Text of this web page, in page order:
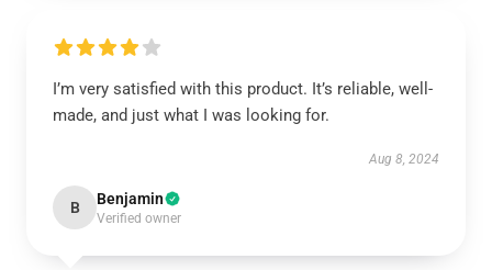
I’m very satisfied with this product. It’s reliable, well-
made, and just what I was looking for.
Aug 8, 2024
B Benjamin
Verified owner